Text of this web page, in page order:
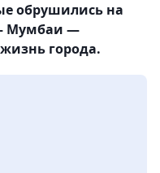
обрушились на
Мумбаи —
города.